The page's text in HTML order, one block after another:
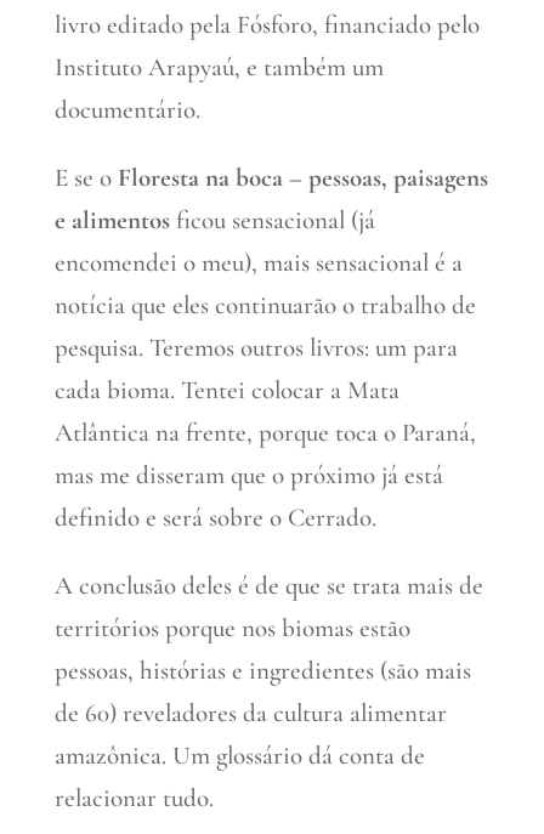
livro editado pela Fósforo, financiado pelo
Instituto Arapyaú, e também um
documentário.
E se o Floresta na boca – pessoas, paisagens
e alimentosficou sensacional (já
encomendei o meu), mais sensacional é a
notícia que eles continuarão o trabalho de
pesquisa. Teremos outros livros: um para
cada bioma. Tentei colocar a Mata
Atlântica na frente, porque toca o Paraná,
mas me disseram que o próximo já está
definido e será sobre o Cerrado.
A conclusão deles é de que se trata mais de
territórios porque nos biomas estão
pessoas, histórias e ingredientes (são mais
de 60) reveladores da cultura alimentar
amazônica. Um glossário dá conta de
relacionar tudo.